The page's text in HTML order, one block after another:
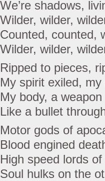
We’re shadows,
Wilder, wilder,
Counted, counted,
Wilder, wilder,
Ripped to pieces,
My spirit exiled,
My body, a weapon
Like a bullet
Motor gods of
Blood engined
High speed lords
Soul hulks on the